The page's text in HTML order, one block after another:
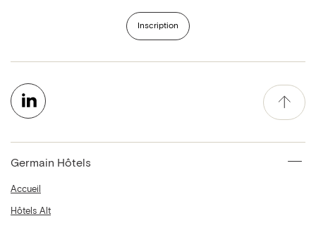
Inscription
Germain Hôtels
Accueil
Hôtels Alt